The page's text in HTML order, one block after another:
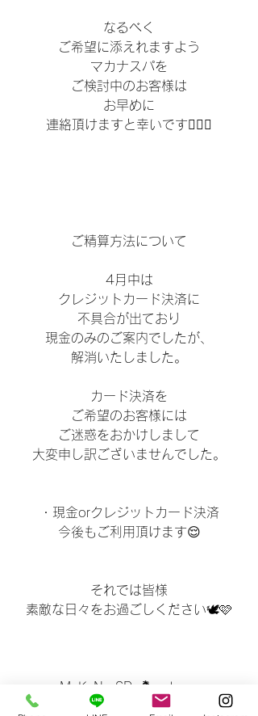
なるべく
ご希望に添えれますよう
マカナスパを
ご検討中のお客様は
お早めに
連絡頂けますと幸いです🙇‍♀️✨
ご精算方法について
4月中は
クレジットカード決済に
不具合が出ており
現金のみのご案内でしたが、
解消いたしました。
カード決済を
ご希望のお客様には
ご迷惑をおかけしまして
大変申し訳ございませんでした。
・現金orクレジットカード決済
今後もご利用頂けます😌
それでは皆様
素敵な日々をお過ごしください🕊️🩷
MaKaNa SPa🏝️wakana